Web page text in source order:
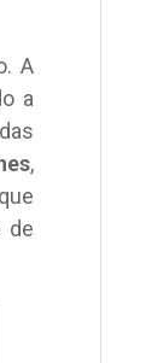
A
a
,
de